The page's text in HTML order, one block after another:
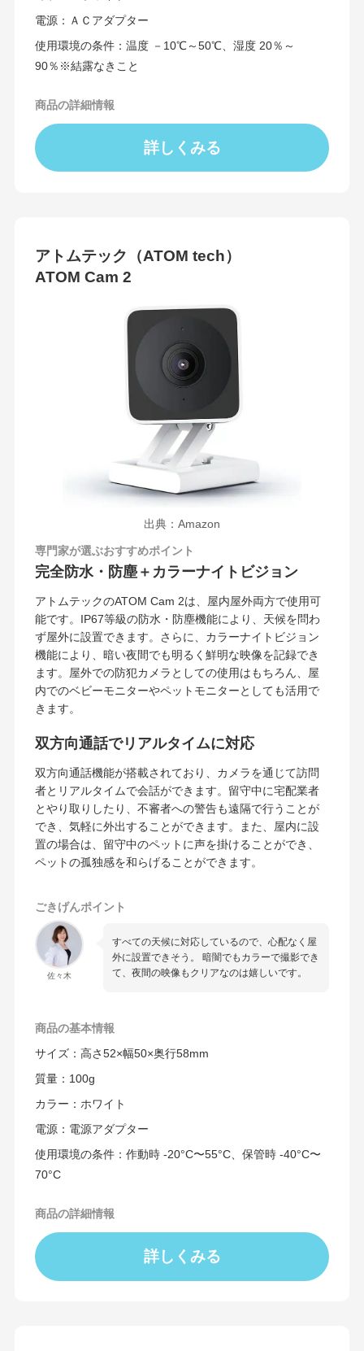
電源：ＡＣアダプター
使用環境の条件：温度 －10℃～50℃、湿度 20％～
90％※結露なきこと
商品の詳細情報
詳しくみる
アトムテック（ATOM tech）
ATOM Cam 2
出典：Amazon
専門家が選ぶおすすめポイント
完全防水・防塵＋カラーナイトビジョン
アトムテックのATOM Cam 2は、屋内屋外両方で使用可
能です。IP67等級の防水・防塵機能により、天候を問わ
ず屋外に設置できます。さらに、カラーナイトビジョン
機能により、暗い夜間でも明るく鮮明な映像を記録でき
ます。屋外での防犯カメラとしての使用はもちろん、屋
内でのベビーモニターやペットモニターとしても活用で
きます。
双方向通話でリアルタイムに対応
双方向通話機能が搭載されており、カメラを通じて訪問
者とリアルタイムで会話ができます。留守中に宅配業者
とやり取りしたり、不審者への警告も遠隔で行うことが
でき、気軽に外出することができます。また、屋内に設
置の場合は、留守中のペットに声を掛けることができ、
ペットの孤独感を和らげることができます。
ごきげんポイント
佐々木
すべての天候に対応しているので、心配なく屋
外に設置できそう。 暗闇でもカラーで撮影でき
て、夜間の映像もクリアなのは嬉しいです。
商品の基本情報
サイズ：高さ52×幅50×奥行58mm
質量：100g
カラー：ホワイト
電源：電源アダプター
使用環境の条件：作動時 -20°C〜55°C、保管時 -40°C〜
70°C
商品の詳細情報
詳しくみる